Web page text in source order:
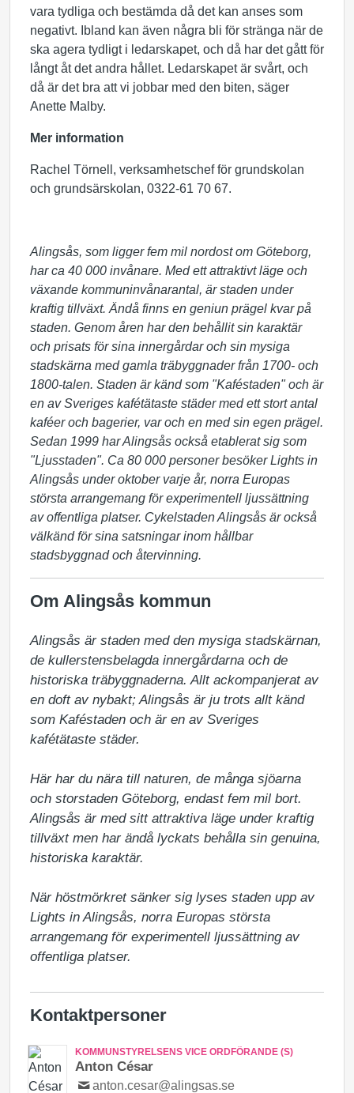
vara tydliga och bestämda då det kan anses som
negativt. Ibland kan även några bli för stränga när de
ska agera tydligt i ledarskapet, och då har det gått för
långt åt det andra hållet. Ledarskapet är svårt, och
då är det bra att vi jobbar med den biten, säger
Anette Malby.
Mer information
Rachel Törnell, verksamhetschef för grundskolan
och grundsärskolan, 0322-61 70 67.
Alingsås, som ligger fem mil nordost om Göteborg,
har ca 40 000 invånare. Med ett attraktivt läge och
växande kommuninvånarantal, är staden under
kraftig tillväxt. Ändå finns en geniun prägel kvar på
staden. Genom åren har den behållit sin karaktär
och prisats för sina innergårdar och sin mysiga
stadskärna med gamla träbyggnader från 1700- och
1800-talen. Staden är känd som "Kaféstaden" och är
en av Sveriges kafétätaste städer med ett stort antal
kaféer och bagerier, var och en med sin egen prägel.
Sedan 1999 har Alingsås också etablerat sig som
"Ljusstaden". Ca 80 000 personer besöker Lights in
Alingsås under oktober varje år, norra Europas
största arrangemang för experimentell ljussättning
av offentliga platser. Cykelstaden Alingsås är också
välkänd för sina satsningar inom hållbar
stadsbyggnad och återvinning.
Om Alingsås kommun
Alingsås är staden med den mysiga stadskärnan,
de kullerstensbelagda innergårdarna och de
historiska träbyggnaderna. Allt ackompanjerat av
en doft av nybakt; Alingsås är ju trots allt känd
som Kaféstaden och är en av Sveriges
kafétätaste städer.
Här har du nära till naturen, de många sjöarna
och storstaden Göteborg, endast fem mil bort.
Alingsås är med sitt attraktiva läge under kraftig
tillväxt men har ändå lyckats behålla sin genuina,
historiska karaktär.
När höstmörkret sänker sig lyses staden upp av
Lights in Alingsås, norra Europas största
arrangemang för experimentell ljussättning av
offentliga platser.
Kontaktpersoner
KOMMUNSTYRELSENS VICE ORDFÖRANDE (S)
Anton César
anton.cesar@alingsas.se